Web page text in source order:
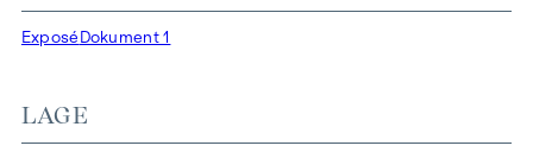
Mehr Infos unter:WOHNEN AM PARK, 1160 Wien,
Herbststraße – Winegg
Exposé Dokument 1
LAGE